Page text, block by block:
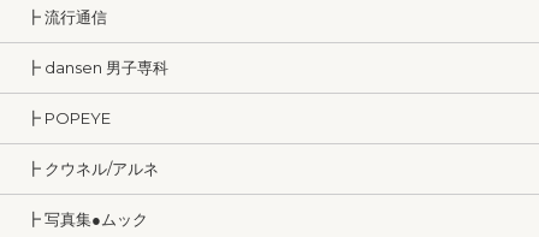
┣ 流行通信
┣ dansen 男子専科
┣ POPEYE
┣ クウネル/アルネ
┣ 写真集●ムック